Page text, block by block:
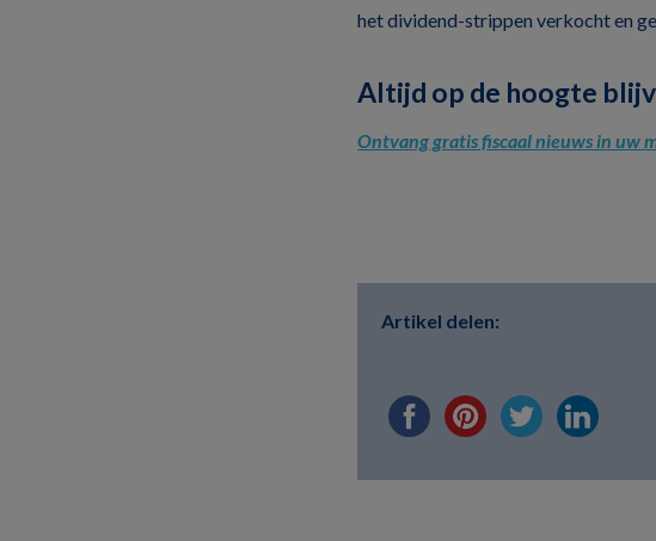
het dividend-strippen verkocht en
Altijd op de hoogte
Ontvang gratis fiscaal nieuws in uw
Artikel delen: